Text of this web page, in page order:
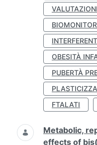
OBESITÀ
PUBERTÀ
FTALATI
Metabolic,
effects of